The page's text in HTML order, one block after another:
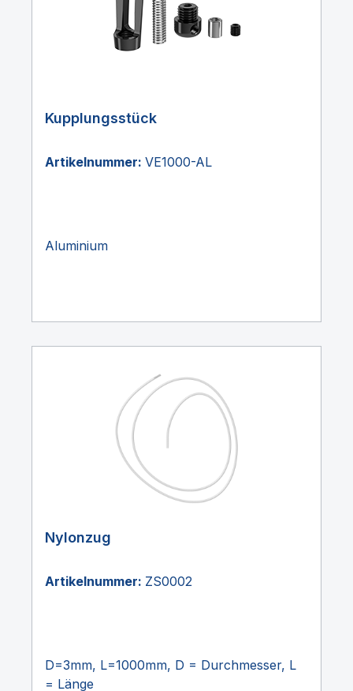
Kupplungsstück
Artikelnummer: VE1000-AL
Aluminium
Nylonzug
Artikelnummer: ZS0002
D=3mm, L=1000mm, D = Durchmesser, L
= Länge